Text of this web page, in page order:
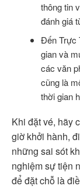
thông tin
đánh giá
Đến Trực
gian và
các văn
cũng là
thời gian
Khi đặt vé, hãy
giờ khởi hành,
những sai sót
nghiệm sự tiện
để đặt chỗ là